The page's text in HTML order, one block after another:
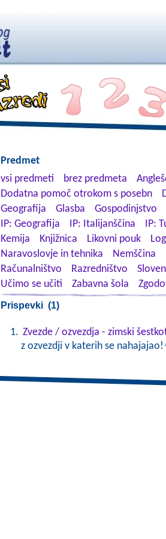
Predmet
vsi predmeti
brez predmeta
Dodatna pomoč otrokom s posebn
Geografija
Glasba Gospodinjstvo
IP: Geografija
IP: Italijanščina IP:
Kemija
Knjižnica Likovni pouk
Naravoslovje in tehnika
Nemščina
Računalništvo
Razredništvo
Učimo se učiti
Zabavna šola
Prispevki (1)
Zvezde / ozvezdja - zimski
z ozvezdji v katerih se nahajajao!